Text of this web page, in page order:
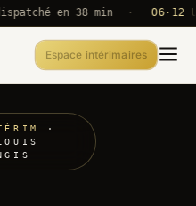
en 38 min · 06·12 UTC
Espace intérimaires
·